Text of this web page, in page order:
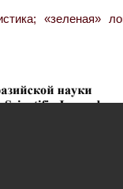
«зеленая»